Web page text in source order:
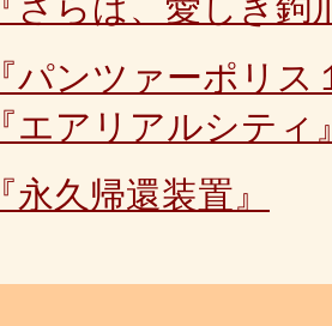
『さらば、愛しき鉤
『パンツァーポリス
『エアリアルシティ
『永久帰還装置』